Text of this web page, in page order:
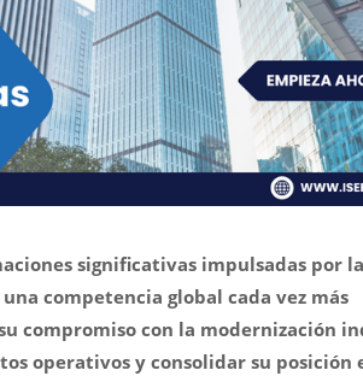
significativas impulsadas por la
competencia global cada vez más
compromiso con la modernización
operativos y consolidar su posición